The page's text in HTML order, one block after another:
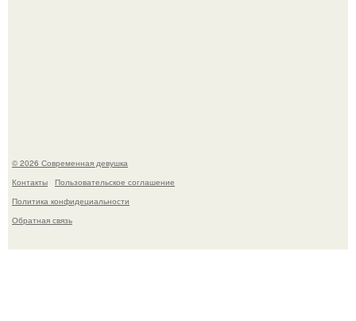
© 2026 Современная девушка
Контакты
Пользовательское соглашение
Политика конфидециальности
Обратная связь